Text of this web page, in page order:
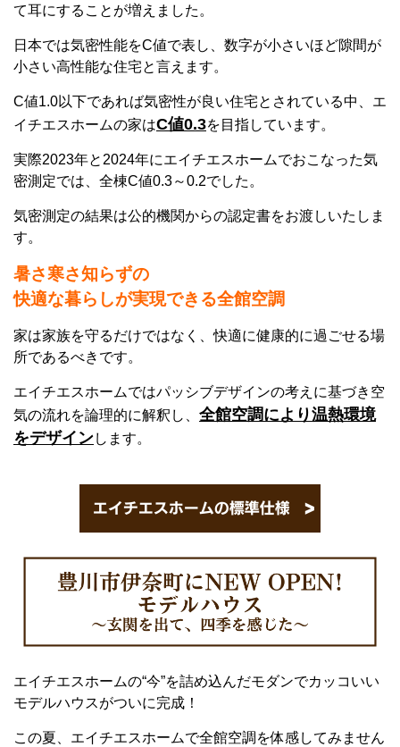
て耳にすることが増えました。
日本では気密性能をC値で表し、数字が小さいほど隙間が
小さい高性能な住宅と言えます。
C値1.0以下であれば気密性が良い住宅とされている中、エ
イチエスホームの家はC値0.3を目指しています。
実際2023年と2024年にエイチエスホームでおこなった気
密測定では、全棟C値0.3～0.2でした。
気密測定の結果は公的機関からの認定書をお渡しいたしま
す。
暑さ寒さ知らずの
快適な暮らしが実現できる全館空調
家は家族を守るだけではなく、快適に健康的に過ごせる場
所であるべきです。
エイチエスホームではパッシブデザインの考えに基づき空
気の流れを論理的に解釈し、 全館空調により温熱環境
をデザインします。
エイチエスホームの“今”を詰め込んだモダンでカッコいい
モデルハウスがついに完成！
この夏、エイチエスホームで全館空調を体感してみません